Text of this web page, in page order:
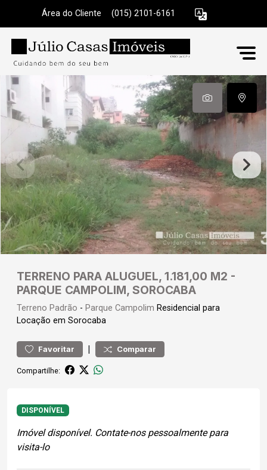
Área do Cliente (015) 2101-6161
TERRENO PARA ALUGUEL, 1.181,00 M2 -
PARQUE CAMPOLIM, SOROCABA
Terreno Padrão - Parque Campolim Residencial para
Locação em Sorocaba
Favoritar | Comparar
Compartilhe:
DISPONÍVEL
Imóvel disponível. Contate-nos pessoalmente para
visita-lo